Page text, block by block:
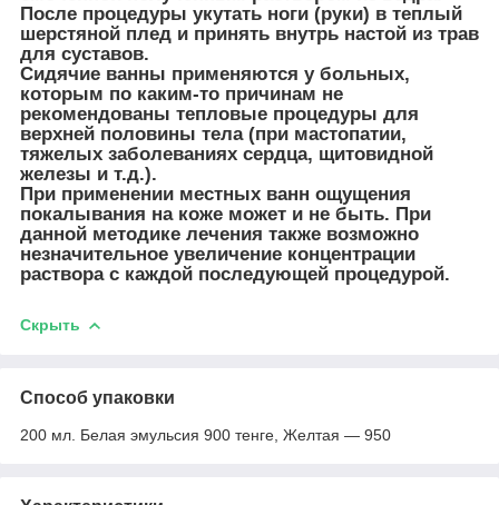
После процедуры укутать ноги (руки) в теплый
шерстяной плед и принять внутрь настой из трав
для суставов.
Сидячие ванны применяются у больных,
которым по каким-то причинам не
рекомендованы тепловые процедуры для
верхней половины тела (при мастопатии,
тяжелых заболеваниях сердца, щитовидной
железы и т.д.).
При применении местных ванн ощущения
покалывания на коже может и не быть. При
данной методике лечения также возможно
незначительное увеличение концентрации
раствора с каждой последующей процедурой.
Скрыть
Способ упаковки
200 мл. Белая эмульсия 900 тенге, Желтая — 950